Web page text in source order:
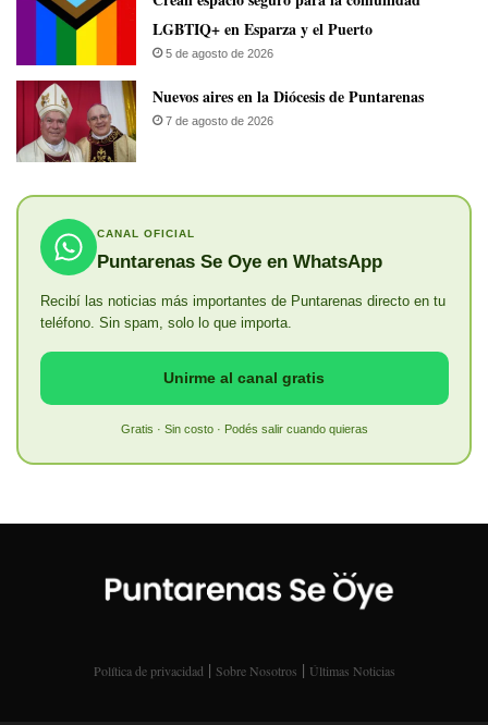
LGBTIQ+ en Esparza y el Puerto
5 de agosto de 2026
​Nuevos aires en la Diócesis de Puntarenas
7 de agosto de 2026
CANAL OFICIAL
Puntarenas Se Oye en WhatsApp
Recibí las noticias más importantes de Puntarenas directo en tu
teléfono. Sin spam, solo lo que importa.
Unirme al canal gratis
Gratis · Sin costo · Podés salir cuando quieras
Política de privacidad| Sobre Nosotros | Últimas Noticias